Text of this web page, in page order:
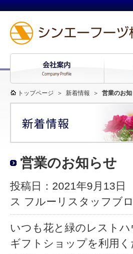
トップページ ＞ 新着情報 ＞ 営業のお
営業のお知らせ
投稿日：2021年9月13日
ス フルーリスタッフブ
いつも花と緑のレスト
ギフトショップを利用